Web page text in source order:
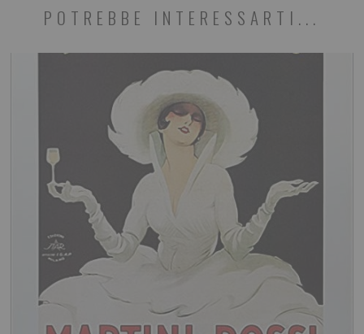
POTREBBE INTERESSARTI...